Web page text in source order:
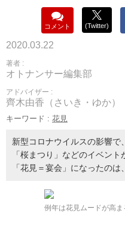
コメント (Twitter)
2020.03.22
著者 :
オトナンサー編集部
アドバイザー :
齊木由香（さいき・ゆか）
キーワード : 花見
新型コロナウイルスの影響で
「桜まつり」などのイベント
「花見＝宴会」になったのは
例年は花見ムードが高ま